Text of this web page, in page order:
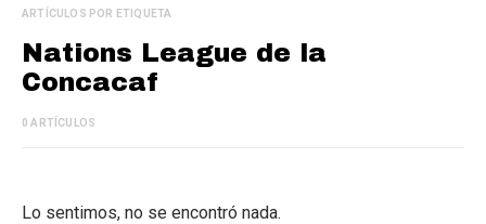
ARTÍCULOS POR ETIQUETA
Nations League de la
Concacaf
0 ARTÍCULOS
Lo sentimos, no se encontró nada.